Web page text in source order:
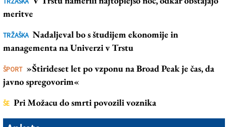
meritve
TRŽAŠKA Nadaljeval bo s študijem ekonomije in
managementa na Univerzi v Trstu
ŠPORT »Štirideset let po vzponu na Broad Peak je čas, da
javno spregovorim«
ŠE Pri Možacu do smrti povozili voznika